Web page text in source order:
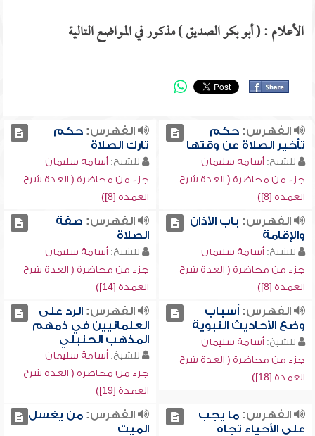
الأعلام : ( أبو بكر الصديق ) مذكور في المواضع التالية
الفهرس:حكم
تأخير الصلاة عن وقتها
للشيخ: أسامة سليمان
جزء من محاضرة ( العدة شرح
العمدة [8])
الفهرس:حكم
تارك الصلاة
للشيخ: أسامة سليمان
جزء من محاضرة ( العدة شرح
العمدة [8])
الفهرس: باب الأذان
والإقامة
للشيخ: أسامة سليمان
جزء من محاضرة ( العدة شرح
العمدة [8])
الفهرس: صفة
الصلاة
للشيخ: أسامة سليمان
جزء من محاضرة ( العدة شرح
العمدة [14])
الفهرس:أسباب
وضع الأحاديث النبوية
للشيخ: أسامة سليمان
جزء من محاضرة ( العدة شرح
العمدة [18])
الفهرس:الرد على
العلمانيين في ذمهم
المذهب الحنبلي
للشيخ: أسامة سليمان
جزء من محاضرة ( العدة شرح
العمدة [19])
الفهرس:ما يجب
على الأحياء تجاه
الفهرس:من يغسل
الميت